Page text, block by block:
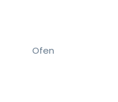
Ofen